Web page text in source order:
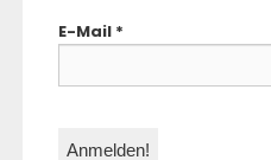
E-Mail *